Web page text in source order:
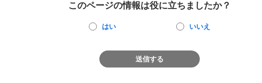
このページの情報は役に立ちましたか？
はい いいえ
送信する